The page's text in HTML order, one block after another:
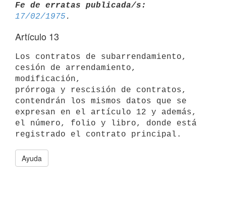
Fe de erratas publicada/s:
17/02/1975
Artículo 13
Los contratos de subarrendamiento,
cesión de arrendamiento,
modificación,
prórroga y rescisión de contratos,
contendrán los mismos datos que se
expresan en el artículo 12 y además,
el número, folio y libro, donde está
Ayuda